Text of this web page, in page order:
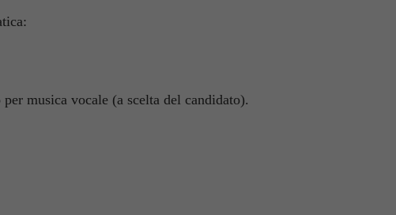
musica vocale (a scelta del candidato).